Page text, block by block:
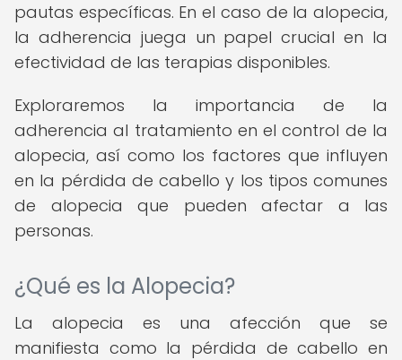
pautas específicas. En el caso de la alopecia,
la adherencia juega un papel crucial en la
efectividad de las terapias disponibles.
Exploraremos la importancia de la
adherencia al tratamiento en el control de la
alopecia, así como los factores que influyen
en la pérdida de cabello y los tipos comunes
de alopecia que pueden afectar a las
personas.
¿Qué es la Alopecia?
La alopecia es una afección que se
manifiesta como la pérdida de cabello en